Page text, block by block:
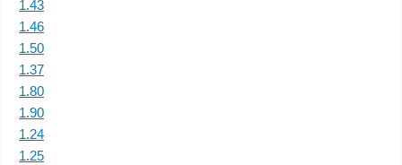
1.43
1.46
1.50
1.37
1.80
1.90
1.24
1.25